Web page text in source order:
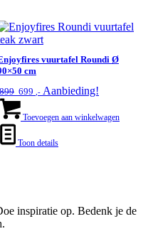
Deze
kan
op
productpagina
vuurtafel Roundi Ø
cm
Oorspronkelijke
prijs
was:
€ 899.
699 Huidige
€ 699.
,- Aanbieding!
Toevoegen aan winkelwagen
Toon details
inspiratie op. Bedenk je de